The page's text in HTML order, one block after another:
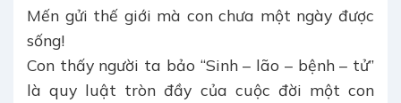
Mến gửi thế giới mà con chưa một ngày được
sống!
Con thấy người ta bảo “Sinh – lão – bệnh – tử”
là quy luật tròn đầy của cuộc đời một con